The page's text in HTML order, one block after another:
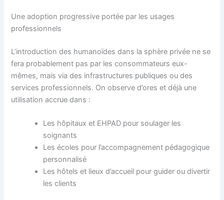
Une adoption progressive portée par les usages
professionnels
L’introduction des humanoïdes dans la sphère privée ne se
fera probablement pas par les consommateurs eux-
mêmes, mais via des infrastructures publiques ou des
services professionnels. On observe d’ores et déjà une
utilisation accrue dans :
Les hôpitaux et EHPAD pour soulager les
soignants
Les écoles pour l’accompagnement pédagogique
personnalisé
Les hôtels et lieux d’accueil pour guider ou divertir
les clients